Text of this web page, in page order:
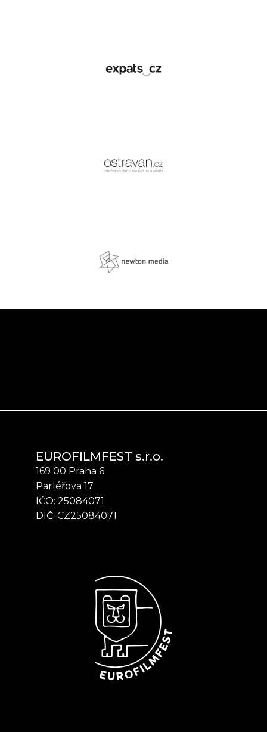
EUROFILMFEST s.r.o.
169 00 Praha 6
Parléřova 17
IČO: 25084071
DIČ: CZ25084071